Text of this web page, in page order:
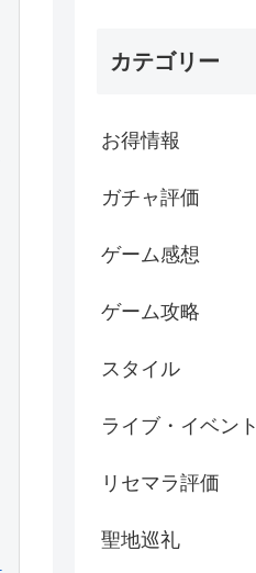
カテゴリー
お得情報
ガチャ評価
ゲーム感想
ゲーム攻略
スタイル
ライブ・イベント
リセマラ評価
聖地巡礼